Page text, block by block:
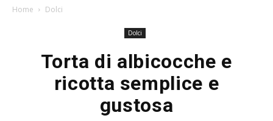
Home Dolci
Dolci
Torta di albicocche e
ricotta semplice e
gustosa